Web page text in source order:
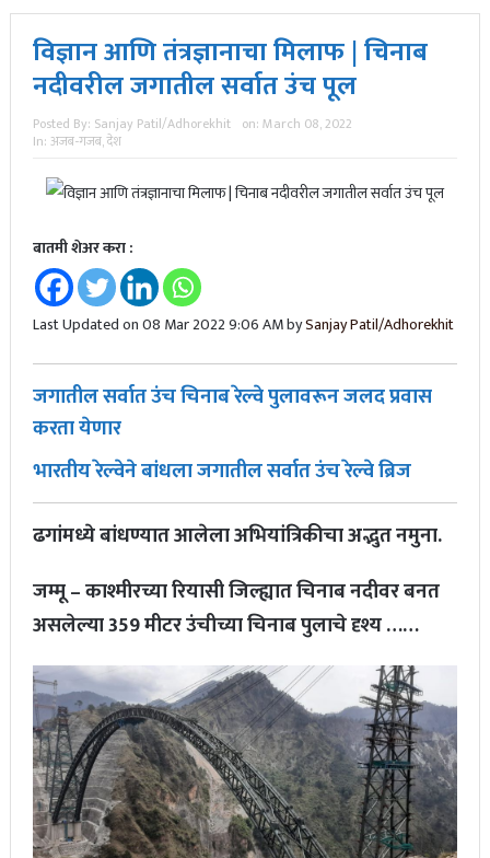
विज्ञान आणि तंत्रज्ञानाचा मिलाफ | चिनाब
नदीवरील जगातील सर्वात उंच पूल
Posted By: Sanjay Patil/Adhorekhit on: March 08, 2022
In: अजब-गजब,देश
बातमी शेअर करा :
Last Updated on 08 Mar 2022 9:06 AM bySanjay Patil/Adhorekhit
जगातील सर्वात उंच चिनाब रेल्वे पुलावरून जलद प्रवास
करता येणार
भारतीय रेल्वेने बांधला जगातील सर्वात उंच रेल्वे ब्रिज
ढगांमध्ये बांधण्यात आलेला अभियांत्रिकीचा अद्भुत नमुना.
जम्मू – काश्मीरच्या रियासी जिल्ह्यात चिनाब नदीवर बनत
असलेल्या 359 मीटर उंचीच्या चिनाब पुलाचे दृश्य ……